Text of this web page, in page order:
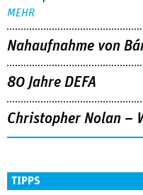
MEHR
Nahaufnahme von
80 Jahre DEFA
Christopher Nolan –
TIPPS